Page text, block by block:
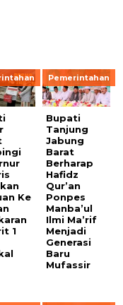
Ke
1
Pemerintahan
Bupati
Tanjung
Jabung
Barat
Berharap
Hafidz
Qur’an
Ponpes
Manba’ul
Ilmi Ma’rif
Menjadi
Generasi
Baru
Mufassir